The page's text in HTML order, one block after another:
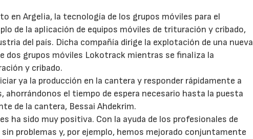
en Argelia, la tecnología de los grupos móviles para el
de la aplicación de equipos móviles de trituración y cribado,
del país. Dicha compañía dirige la explotación de una nueva
dos grupos móviles Lokotrack mientras se finaliza la
y cribado.
ya la producción en la cantera y responder rápidamente a
ahorrándonos el tiempo de espera necesario hasta la puesta
de la cantera, Bessai Ahdekrim.
ha sido muy positiva. Con la ayuda de los profesionales de
problemas y, por ejemplo, hemos mejorado conjuntamente